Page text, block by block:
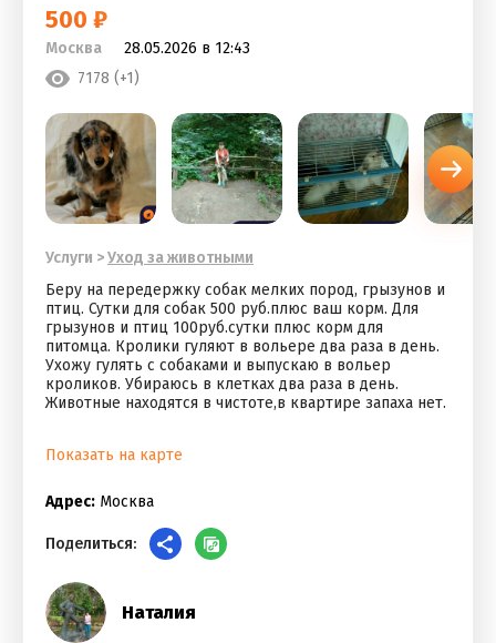
500 ₽
Москва
28.05.2026 в 12:43
7178 (+1)
Услуги >Уход за животными
Беру на передержку собак мелких пород, грызунов и
птиц. Сутки для собак 500 руб.плюс ваш корм. Для
грызунов и птиц 100руб.сутки плюс корм для
питомца. Кролики гуляют в вольере два раза в день.
Ухожу гулять с собаками и выпускаю в вольер
кроликов. Убираюсь в клетках два раза в день.
Животные находятся в чистоте,в квартире запаха нет.
Показать на карте
Адрес: Москва
Поделиться:
Наталия